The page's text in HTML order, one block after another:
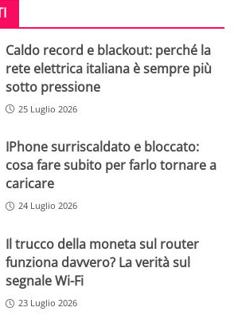
Caldo record e blackout: perché la
rete elettrica italiana è sempre più
sotto pressione
25 Luglio 2026
IPhone surriscaldato e bloccato:
cosa fare subito per farlo tornare a
caricare
24 Luglio 2026
Il trucco della moneta sul router
funziona davvero? La verità sul
segnale Wi-Fi
23 Luglio 2026